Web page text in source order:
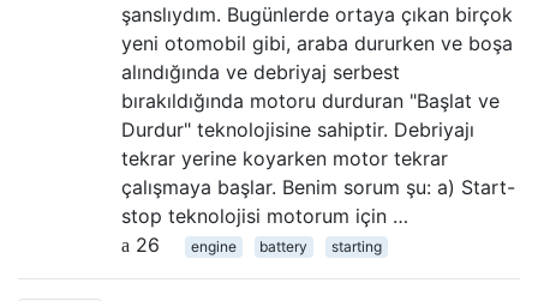
şanslıydım. Bugünlerde ortaya çıkan birçok
yeni otomobil gibi, araba dururken ve boşa
alındığında ve debriyaj serbest
bırakıldığında motoru durduran "Başlat ve
Durdur" teknolojisine sahiptir. Debriyajı
tekrar yerine koyarken motor tekrar
çalışmaya başlar. Benim sorum şu: a) Start-
stop teknolojisi motorum için …
26
engine battery starting